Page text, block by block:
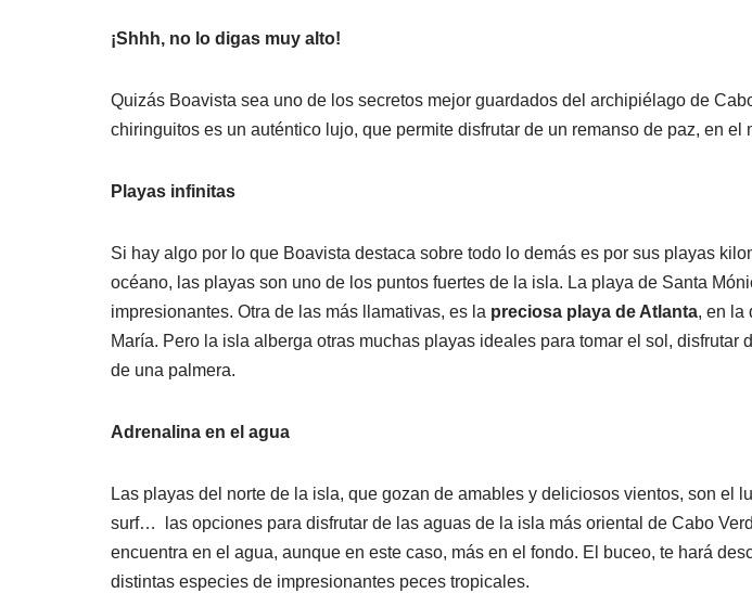
¡Shhh, no lo digas muy alto!
Quizás Boavista sea uno de los secretos mejor guardados del archipiélago de
chiringuitos es un auténtico lujo, que permite disfrutar de un remanso de paz, en el
Playas infinitas
Si hay algo por lo que Boavista destaca sobre todo lo demás es por sus playas
océano, las playas son uno de los puntos fuertes de la isla. La playa de Santa
impresionantes. Otra de las más llamativas, es la preciosa playa de Atlanta, en la
María. Pero la isla alberga otras muchas playas ideales para tomar el sol, disfrutar
de una palmera.
Adrenalina en el agua
Las playas del norte de la isla, que gozan de amables y deliciosos vientos, son el
surf… las opciones para disfrutar de las aguas de la isla más oriental de Cabo
encuentra en el agua, aunque en este caso, más en el fondo. El buceo, te hará
distintas especies de impresionantes peces tropicales.